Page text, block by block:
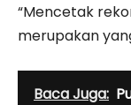
“Mencetak
merupakan
Baca Juga: